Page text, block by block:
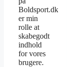
Boldsport.dk
er min
rolle at
skabegodt
indhold
for vores
brugere.